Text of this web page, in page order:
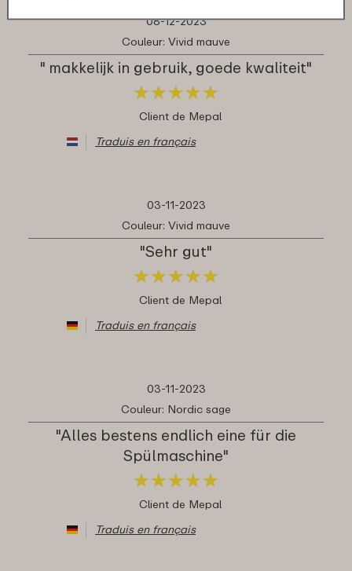
08-12-2023
Couleur: Vivid mauve
" makkelijk in gebruik, goede kwaliteit"
★★★★★
★★★★★
Client de Mepal
Traduis en français
03-11-2023
Couleur: Vivid mauve
"Sehr gut"
★★★★★
★★★★★
Client de Mepal
Traduis en français
03-11-2023
Couleur: Nordic sage
"Alles bestens endlich eine für die
Spülmaschine"
★★★★★
★★★★★
Client de Mepal
Traduis en français